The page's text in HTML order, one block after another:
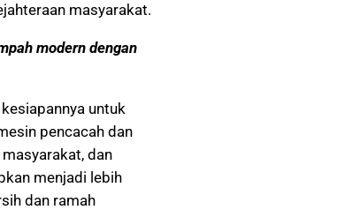
masyarakat.
modern dengan
untuk
pencacah dan
dan
menjadi lebih
dan ramah